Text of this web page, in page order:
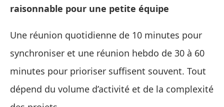
raisonnable pour une petite équipe
Une réunion quotidienne de 10 minutes pour
synchroniser et une réunion hebdo de 30 à 60
minutes pour prioriser suffisent souvent. Tout
dépend du volume d’activité et de la complexité